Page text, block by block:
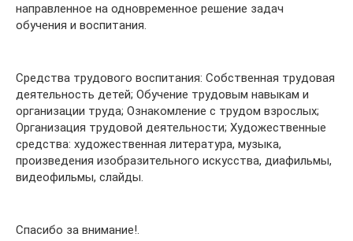
направленное на одновременное решение задач
обучения и воспитания.
Средства трудового воспитания: Собственная трудовая
деятельность детей; Обучение трудовым навыкам и
организации труда; Ознакомление с трудом взрослых;
Организация трудовой деятельности; Художественные
средства: художественная литература, музыка,
произведения изобразительного искусства, диафильмы,
видеофильмы, слайды.
Спасибо за внимание!.